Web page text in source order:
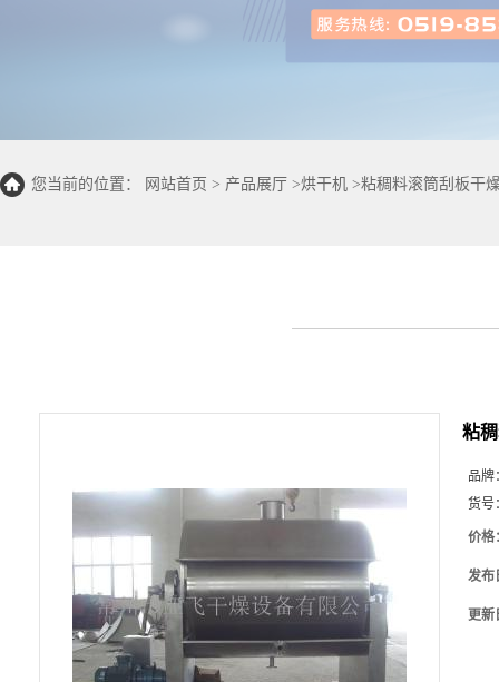
您当前的位置： 网站首页 > 产品展厅 >烘干机 >粘稠料滚筒刮板干
粘
品牌
货号
价格
发布
更新